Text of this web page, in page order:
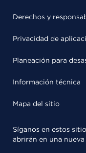
Derechos y
Privacidad de
Planeación para
Información técnica
Mapa del sitio
Síganos en estos
abrirán en una